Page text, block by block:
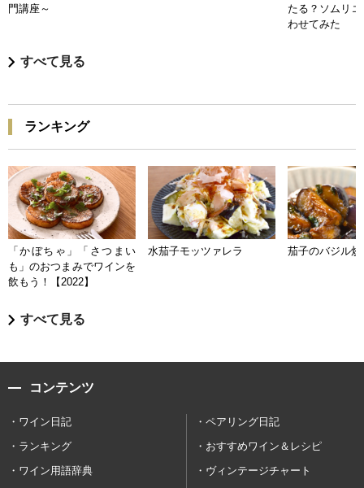
門講座～
たる？ソムリ
わせてみた
すべて見る
ランキング
「かぼちゃ」「さつまい
も」のおつまみでワインを
飲もう！【2022】
水茄子モッツァレラ 茄子のバジル炒
すべて見る
コンテンツ
ワイン日記
ペアリング日記
ランキング
おすすめワイン＆レシピ
ワイン用語辞典
ヴィンテージチャート